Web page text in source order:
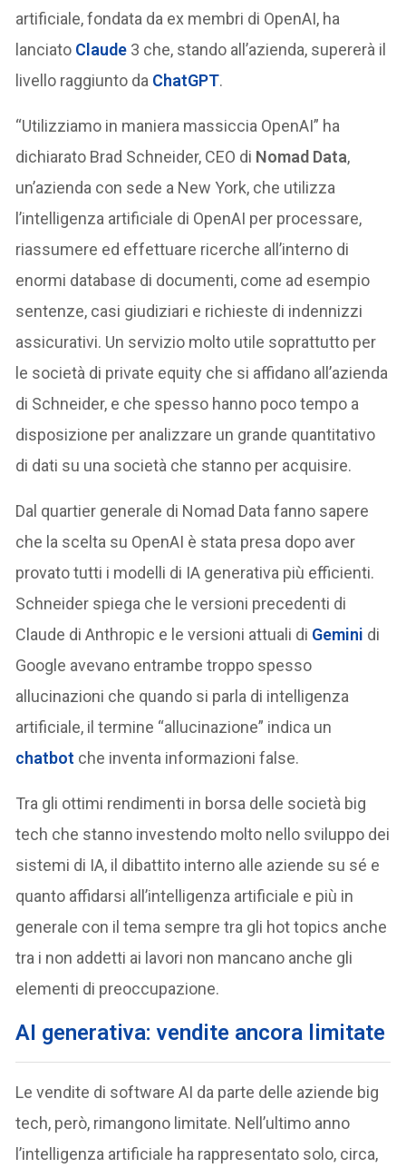
artificiale, fondata da ex membri di OpenAI, ha
lanciato Claude 3 che, stando all’azienda, supererà il
livello raggiunto da ChatGPT.
“Utilizziamo in maniera massiccia OpenAI” ha
dichiarato Brad Schneider, CEO di Nomad Data,
un’azienda con sede a New York, che utilizza
l’intelligenza artificiale di OpenAI per processare,
riassumere ed effettuare ricerche all’interno di
enormi database di documenti, come ad esempio
sentenze, casi giudiziari e richieste di indennizzi
assicurativi. Un servizio molto utile soprattutto per
le società di private equity che si affidano all’azienda
di Schneider, e che spesso hanno poco tempo a
disposizione per analizzare un grande quantitativo
di dati su una società che stanno per acquisire.
Dal quartier generale di Nomad Data fanno sapere
che la scelta su OpenAI è stata presa dopo aver
provato tutti i modelli di IA generativa più efficienti.
Schneider spiega che le versioni precedenti di
Claude di Anthropic e le versioni attuali di Gemini di
Google avevano entrambe troppo spesso
allucinazioni che quando si parla di intelligenza
artificiale, il termine “allucinazione” indica un
chatbot che inventa informazioni false.
Tra gli ottimi rendimenti in borsa delle società big
tech che stanno investendo molto nello sviluppo dei
sistemi di IA, il dibattito interno alle aziende su sé e
quanto affidarsi all’intelligenza artificiale e più in
generale con il tema sempre tra gli hot topics anche
tra i non addetti ai lavori non mancano anche gli
elementi di preoccupazione.
AI generativa: vendite ancora limitate
Le vendite di software AI da parte delle aziende big
tech, però, rimangono limitate. Nell’ultimo anno
l’intelligenza artificiale ha rappresentato solo, circa,